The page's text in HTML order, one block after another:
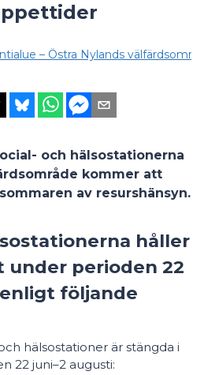
– Östra Nylands
och hälsostationerna
kommer att
av resurshänsyn.
håller
under perioden 22
följande
hälsostationer är stängda i
22 juni–2 augusti: